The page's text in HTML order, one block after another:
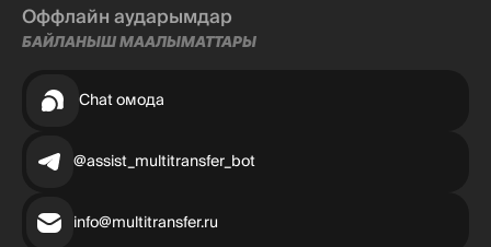
Оффлайн аударымдар
БАЙЛАНЫШ МААЛЫМАТТАРЫ
Chat омода
@assist_multitransfer_bot
info@multitransfer.ru